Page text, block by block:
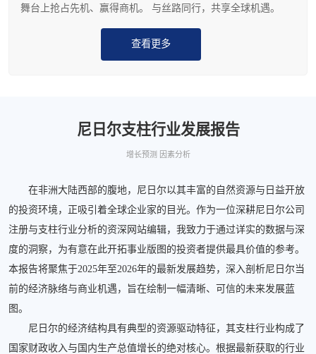
舞台上抢占先机、赢得商机。 与丝路同行，共享全球机遇。
查看更多
尼日尔支柱行业发展报告
增长预测 因素分析
在非洲大陆西部的腹地，尼日尔以其丰富的自然资源与日益开放
的投资环境，正吸引着全球企业家的目光。作为一位深耕尼日尔公司
注册与支柱行业分析的资深网站编辑，我致力于通过详实的数据与深
度的洞察，为有意在此开拓事业版图的投资者提供最具价值的参考。
本报告将聚焦于2025年至2026年的最新发展趋势，深入剖析尼日尔当
前的经济脉络与商业机遇，旨在绘制一幅清晰、可信的未来发展蓝
图。
尼日尔的经济结构具有典型的资源驱动特征，其支柱行业构成了
国家财政收入与国内生产总值增长的绝对核心。根据最新获取的行业